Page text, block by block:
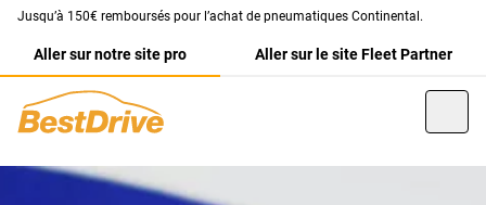
Jusqu’à 150€ remboursés pour l’achat de pneumatiques Continental.
Aller sur notre site pro Aller sur le site Fleet Partner